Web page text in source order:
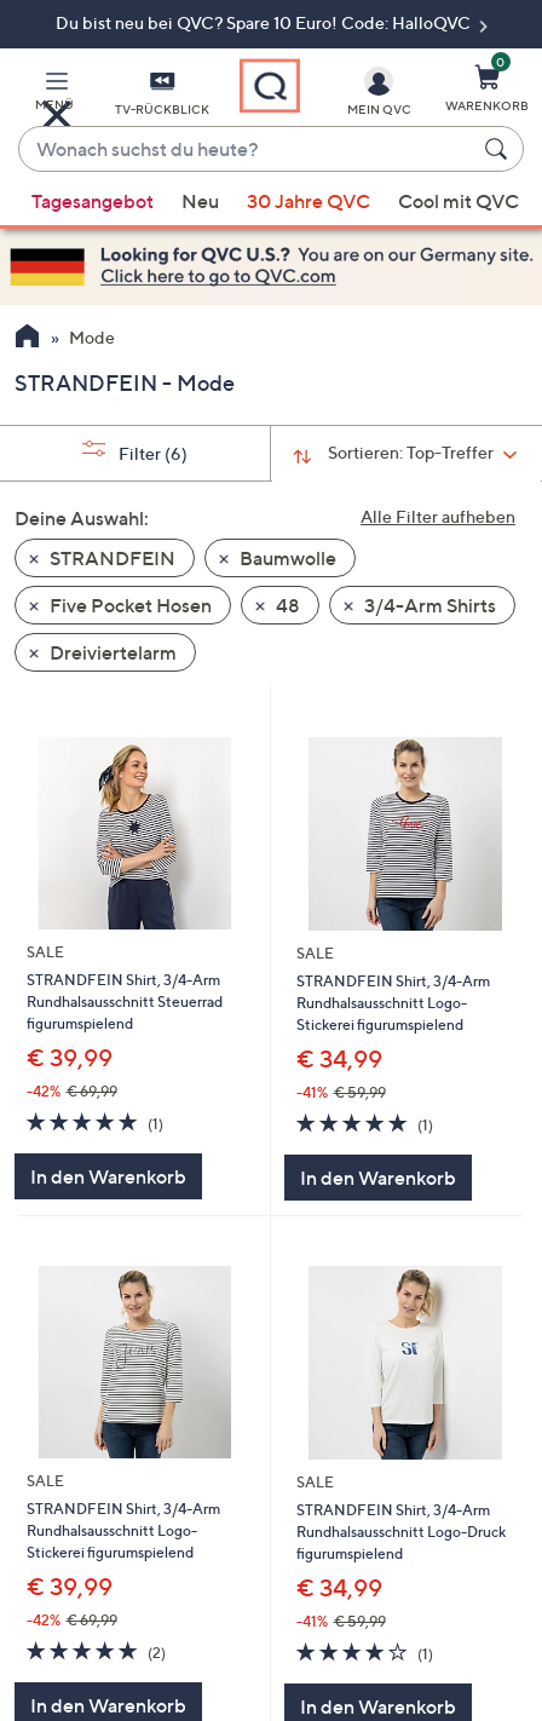
Du bist neu bei QVC? Spare 10 Euro! Code: HalloQVC
MENÜ TV-RÜCKBLICK
Wonach
suchst
du
heute?
Vorschläge
verfügbar
sind,
verwenden
Sie
Pfeiltasten
nach
und
nach
unten
oder
wischen
Sie
auf
anzuzeigen.
MEIN QVC
0
WARENKORB
Tagesangebot Neu 30 Jahre QVC Cool mit QVC
Mode
STRANDFEIN - Mode
Sortieren:Top-Treffer
Filter (6)
Alle Filter aufheben
Deine Auswahl:
STRANDFEIN
Baumwolle
Five Pocket Hosen
48
3/4-Arm Shirts
Dreiviertelarm
SALE
STRANDFEIN Shirt, 3/4-Arm
Rundhalsausschnitt Steuerrad
figurumspielend
€ 39,99
-42% € 69,99
5.0
von
(1)1
In den Warenkorb
SALE
STRANDFEIN Shirt, 3/4-Arm
Rundhalsausschnitt Logo-
Stickerei figurumspielend
€ 34,99
-41% € 59,99
5.0
von
(1)1
In den Warenkorb
SALE
STRANDFEIN Shirt, 3/4-Arm
Rundhalsausschnitt Logo-
Stickerei figurumspielend
€ 39,99
-42% € 69,99
5.0
von
(2)2
In den Warenkorb
SALE
STRANDFEIN Shirt, 3/4-Arm
Rundhalsausschnitt Logo-Druck
figurumspielend
€ 34,99
-41% € 59,99
4.0
von
(1)1
In den Warenkorb